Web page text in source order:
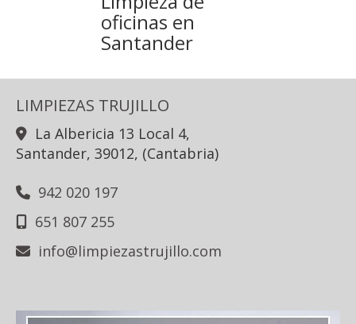
oficinas en
Santander
LIMPIEZAS TRUJILLO
La Albericia 13 Local 4,
Santander, 39012, (Cantabria)
942 020 197
651 807 255
info
limpiezastrujillo.com